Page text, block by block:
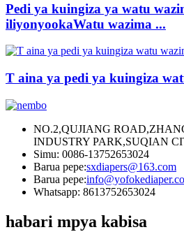
Pedi ya kuingiza ya watu
iliyonyookaWatu wazima ...
T aina ya pedi ya kuingiza
NO.2,QUJIANG
INDUSTRY PARK,SUQIAN
Simu: 0086-13752653024
Barua pepe:sxdiapers@163.com
Barua pepe:
Whatsapp: 8613752653024
habari mpya kabisa